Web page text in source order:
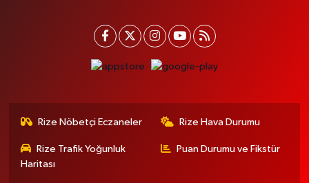
Rize Nöbetçi Eczaneler Rize Hava Durumu
Rize Trafik Yoğunluk
Haritası
Puan Durumu ve Fikstür